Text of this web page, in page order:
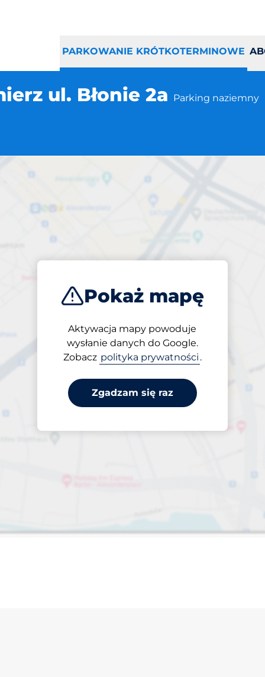
PARKOWANIE KRÓTKOTERMINOWE
ul. Błonie 2a Parking naziemny
Pokaż mapę
Aktywacja mapy powoduje
wysłanie danych do Google.
Zobacz polityka prywatności .
Zgadzam się raz
Sandomierz ul.
Otwarte
24/7